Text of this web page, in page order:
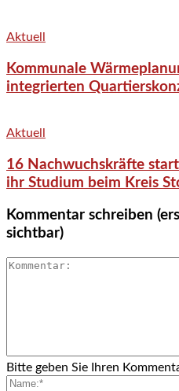
Aktuell
Kommunale
integrierten
Aktuell
16 Nachwuchskräfte
ihr Studium beim Kreis
Kommentar schreiben
sichtbar)
Bitte geben Sie Ihren